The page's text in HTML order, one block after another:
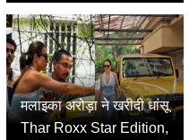
मलाइका अरोड़ा ने खरीदी धांसू
Thar Roxx Star Edition,